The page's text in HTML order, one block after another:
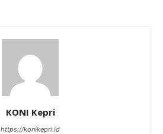
KONI Kepri
https://konikepri.id